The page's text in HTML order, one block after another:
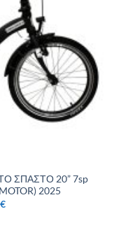
ΣΠΑΣΤΟ 20” 7sp
2025
€Η